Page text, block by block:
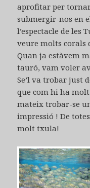
aprofitar per
submergir-nos en
l’espectacle de les
veure molts corals
Quan ja estàvem
tauró, vam voler
Se’l va trobar just
que com hi ha
mateix trobar-se
impressió ! De
molt txula!